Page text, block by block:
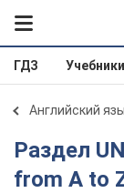
ГДЗ Учебники
Английский
Раздел UNIT 3. Lesson 1. Sports
from A to